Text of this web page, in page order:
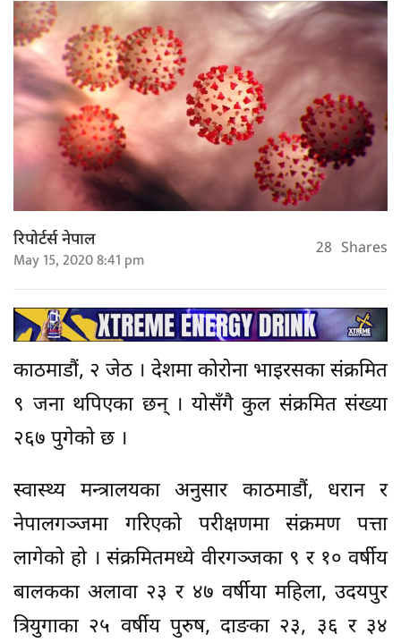
रिपोर्टर्स नेपाल
May 15, 2020 8:41 pm 28 Shares
काठमाडौं, २ जेठ । देशमा कोरोना भाइरसका संक्रमित
९ जना थपिएका छन् । योसँगै कुल संक्रमित संख्या
२६७ पुगेको छ ।
स्वास्थ्य मन्त्रालयका अनुसार काठमाडौं, धरान र
नेपालगञ्जमा गरिएको परीक्षणमा संक्रमण पत्ता
लागेको हो । संक्रमितमध्ये वीरगञ्जका ९ र १० वर्षीय
बालकका अलावा २३ र ४७ वर्षीया महिला, उदयपुर
त्रियुगाका २५ वर्षीय पुरुष, दाङका २३, ३६ र ३४